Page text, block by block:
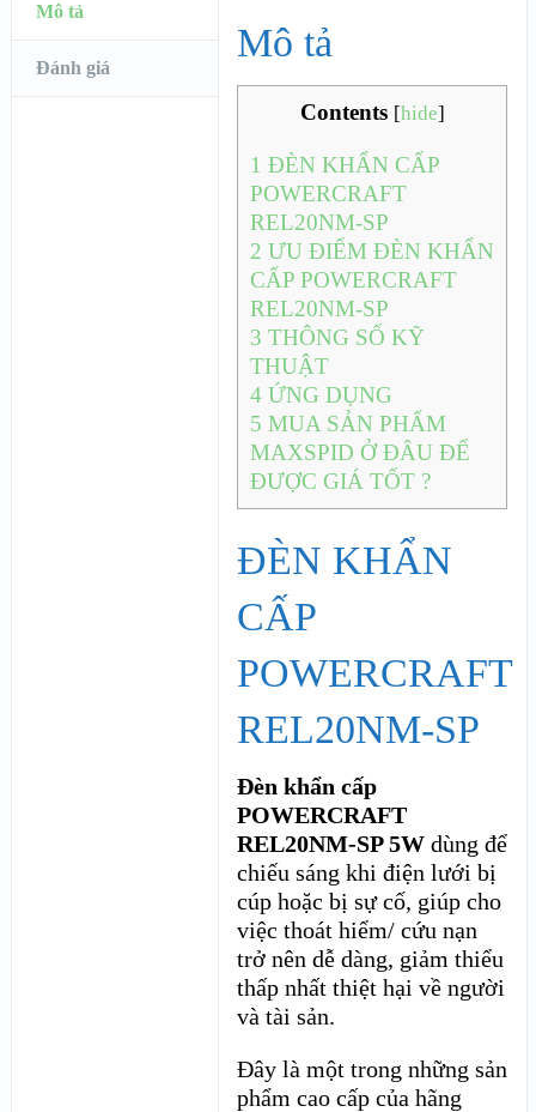
Mô tả
Đánh giá
Mô tả
Contents [hide]
1 ĐÈN KHẨN CẤP
POWERCRAFT
REL20NM-SP
2 ƯU ĐIỂM ĐÈN KHẨN
CẤP POWERCRAFT
REL20NM-SP
3 THÔNG SỐ KỸ
THUẬT
4 ỨNG DỤNG
5 MUA SẢN PHẨM
MAXSPID Ở ĐÂU ĐỂ
ĐƯỢC GIÁ TỐT ?
ĐÈN KHẨN
CẤP
POWERCRAFT
REL20NM-SP
Đèn khẩn cấp
POWERCRAFT
REL20NM-SP 5W dùng để
chiếu sáng khi điện lưới bị
cúp hoặc bị sự cố, giúp cho
việc thoát hiểm/ cứu nạn
trở nên dễ dàng, giảm thiểu
thấp nhất thiệt hại về người
và tài sản.
Đây là một trong những sản
phẩm cao cấp của hãng